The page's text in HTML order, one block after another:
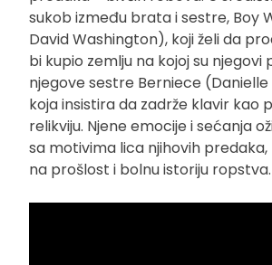
sukob između brata i sestre, Boy
David Washington), koji želi da
bi kupio zemlju na kojoj su njegovi
njegove sestre Berniece
koja insistira da zadrže klavir kao
relikviju. Njene emocije i sećanja
sa motivima lica njihovih
na prošlost i bolnu istoriju ropstva.